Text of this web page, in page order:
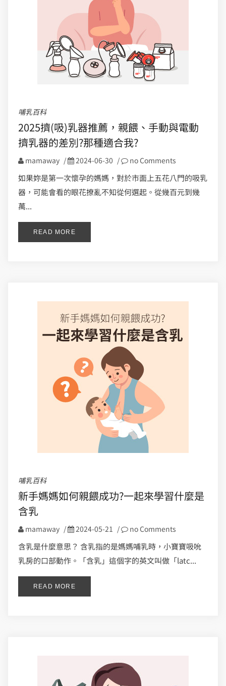
哺乳百科
2025擠(吸)乳器推薦，親餵、手動與電動
擠乳器的差別?那種適合我?
mamaway / 2024-06-30 / no Comments
如果妳是第一次懷孕的媽媽，對於市面上五花八門的吸乳
器，可能會看的眼花撩亂不知從何選起。從幾百元到幾
萬...
READ MORE
哺乳百科
新手媽媽如何親餵成功?一起來學習什麼是
含乳
mamaway / 2024-05-21 / no Comments
含乳是什麼意思？ 含乳指的是媽媽哺乳時，小寶寶吸吮
乳房的口部動作。「含乳」這個字的英文叫做「latc...
READ MORE